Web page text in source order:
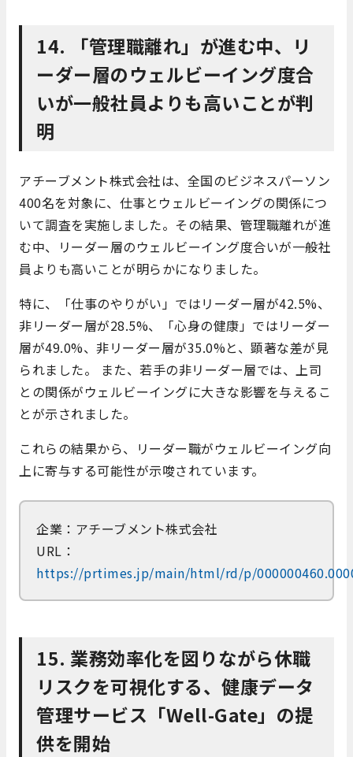
14. 「管理職離れ」が進む中、リ
ーダー層のウェルビーイング度合
いが一般社員よりも高いことが判
明
​アチーブメント株式会社は、全国のビジネスパーソン
400名を対象に、仕事とウェルビーイングの関係につ
いて調査を実施しました。​その結果、管理職離れが進
む中、リーダー層のウェルビーイング度合いが一般社
員よりも高いことが明らかになりました。​
特に、「仕事のやりがい」ではリーダー層が42.5%、
非リーダー層が28.5%、「心身の健康」ではリーダー
層が49.0%、非リーダー層が35.0%と、顕著な差が見
られました。 また、若手の非リーダー層では、上司
との関係がウェルビーイングに大きな影響を与えるこ
とが示されました。​
これらの結果から、リーダー職がウェルビーイング向
上に寄与する可能性が示唆されています。
企業：アチーブメント株式会社
URL：
https://prtimes.jp/main/html/rd/p/
15. 業務効率化を図りながら休職
リスクを可視化する、健康データ
管理サービス「Well-Gate」の提
供を開始